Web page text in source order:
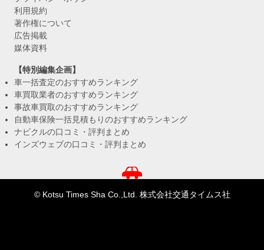
利用規約
著作権について
広告掲載
媒体資料
【特別編集企画】
車一括査定のおすすめランキング
車買取業者のおすすめランキング
事故車買取のおすすめランキング
自動車保険一括見積もりのおすすめランキング
ナビクルの口コミ・評判まとめ
インズウェブの口コミ・評判まとめ
© Kotsu Times Sha Co.,Ltd. 株式会社交通タイムス社